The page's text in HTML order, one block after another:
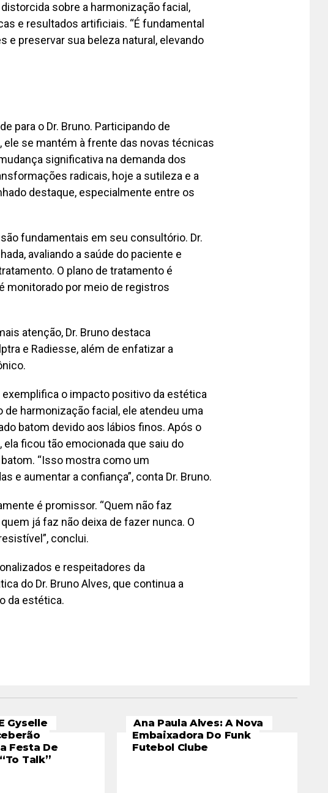
sobre a harmonização facial,
e resultados artificiais. “É fundamental
preservar sua beleza natural, elevando
para o Dr. Bruno. Participando de
se mantém à frente das novas técnicas
significativa na demanda dos
radicais, hoje a sutileza e a
destaque, especialmente entre os
fundamentais em seu consultório. Dr.
avaliando a saúde do paciente e
O plano de tratamento é
monitorado por meio de registros
atenção, Dr. Bruno destaca
e Radiesse, além de enfatizar a
o impacto positivo da estética
harmonização facial, ele atendeu uma
batom devido aos lábios finos. Após o
ficou tão emocionada que saiu do
“Isso mostra como um
e aumentar a confiança”, conta Dr. Bruno.
é promissor. “Quem não faz
já faz não deixa de fazer nunca. O
conclui.
e respeitadores da
do Dr. Bruno Alves, que continua a
da estética.
Gyselle
Festa De
Talk”
Ana Paula Alves: A Nova
Embaixadora Do Funk
Futebol Clube